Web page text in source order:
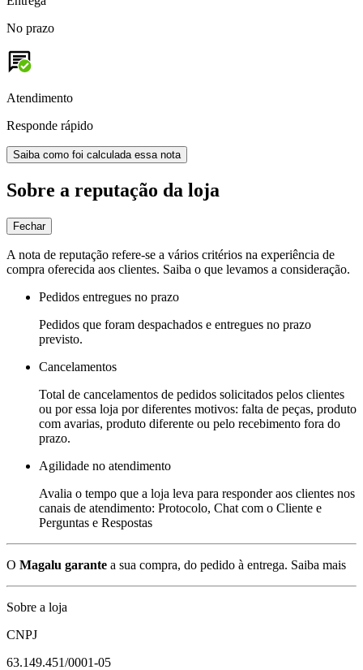
No prazo
Atendimento
Responde rápido
Saiba como foi calculada essa nota
Sobre a reputação da loja
Fechar
A nota de reputação refere-se a vários critérios na experiência de
compra oferecida aos clientes. Saiba o que levamos a consideração.
Pedidos entregues no prazo
Pedidos que foram despachados e entregues no prazo
previsto.
Cancelamentos
Total de cancelamentos de pedidos solicitados pelos clientes
ou por essa loja por diferentes motivos: falta de peças, produto
com avarias, produto diferente ou pelo recebimento fora do
prazo.
Agilidade no atendimento
Avalia o tempo que a loja leva para responder aos clientes nos
canais de atendimento: Protocolo, Chat com o Cliente e
Perguntas e Respostas
O Magalu garante a sua compra, do pedido à entrega. Saiba mais
Sobre a loja
CNPJ
63.149.451/0001-05